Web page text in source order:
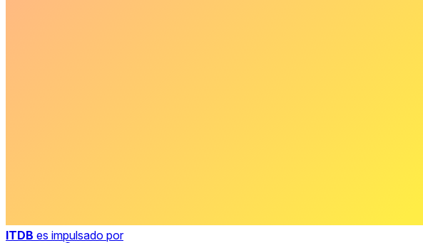
ITDB es impulsado por